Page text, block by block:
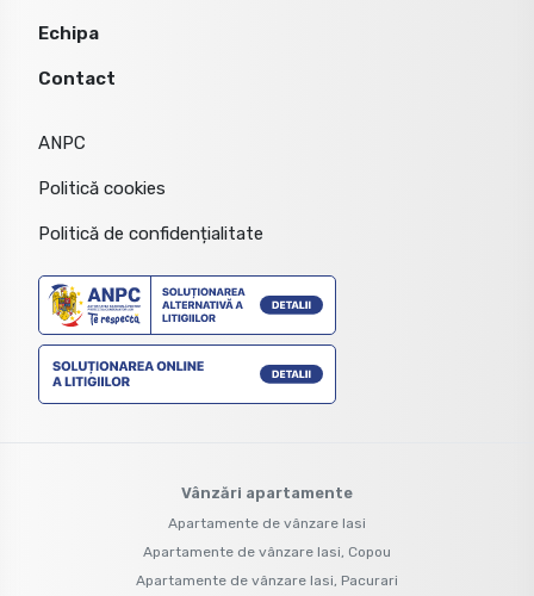
Echipa
Contact
ANPC
Politică cookies
Politică de confidențialitate
Vânzări apartamente
Apartamente de vânzare Iasi
Apartamente de vânzare Iasi, Copou
Apartamente de vânzare Iasi, Pacurari